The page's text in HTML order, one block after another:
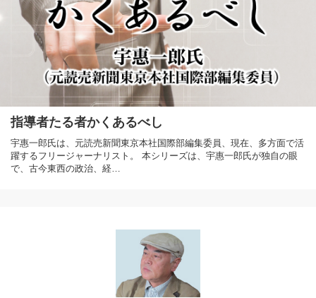
指導者たる者かくあるべし
宇惠一郎氏は、元読売新聞東京本社国際部編集委員、現在、多方面で活
躍するフリージャーナリスト。 本シリーズは、宇惠一郎氏が独自の眼
で、古今東西の政治、経…